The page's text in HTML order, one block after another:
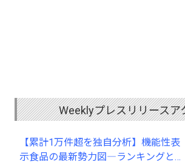
Weeklyプレスリリースア
【累計1万件超を独自分析】機能性表
示食品の最新勢力図―ランキングと